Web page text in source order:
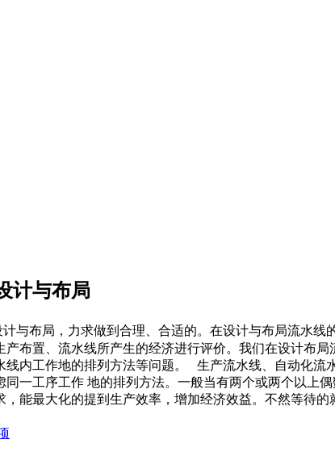
计与布局
与布局，力求做到合理、合适的。在设计与布局流水
布置、流水线所产生的经济进行评价。我们在设计布
线内工作地的排列方法等问题。 生产流水线、自动化
一工序工作 地的排列方法。一般当有两个或两个以上
能最大化的提到生产效率，增加经济效益。不然等待的